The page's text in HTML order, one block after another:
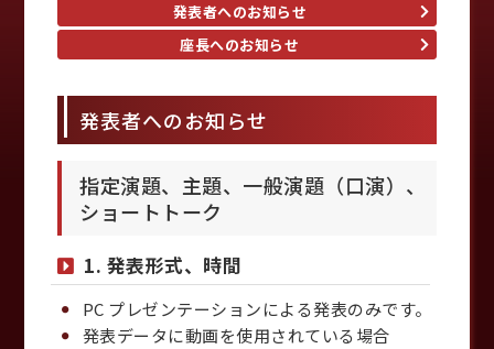
発表者へのお知らせ
座長へのお知らせ
発表者へのお知らせ
指定演題、主題、一般演題（口演）、
ショートトーク
1. 発表形式、時間
PC プレゼンテーションによる発表のみです。
発表データに動画を使用されている場合